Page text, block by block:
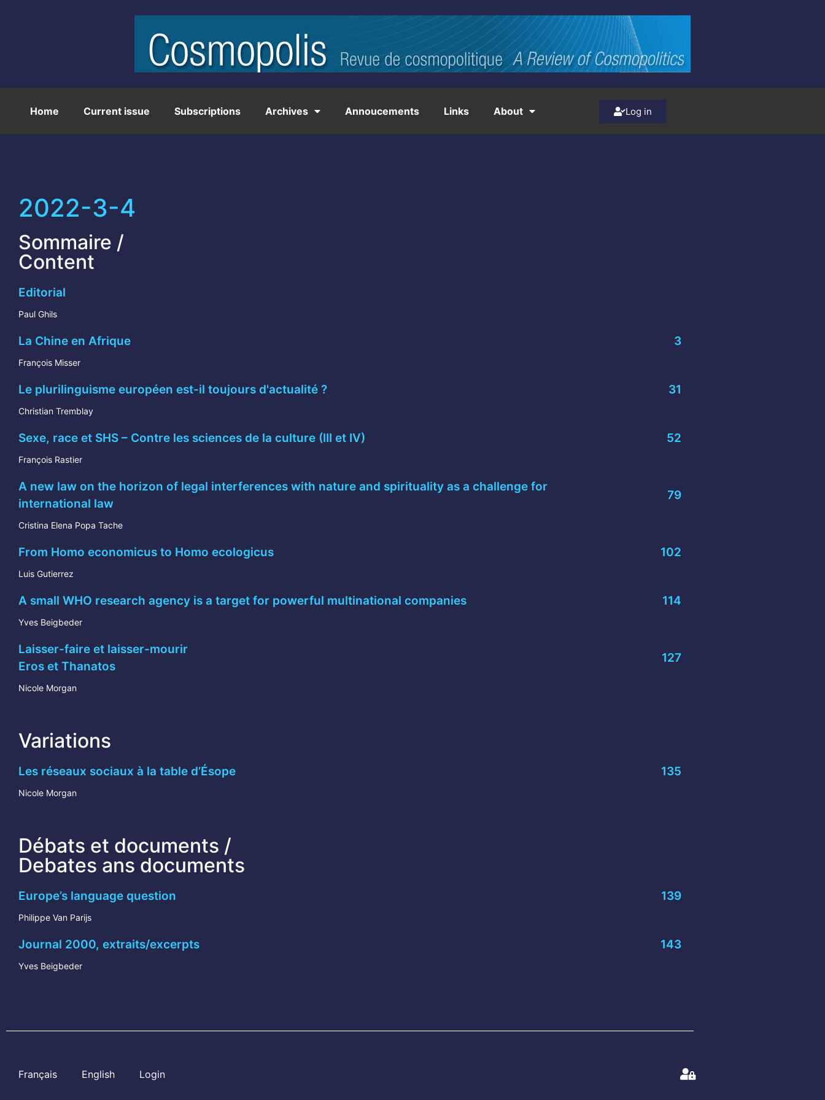
Home Current issue Subscriptions Archives Annoucements Links About Log in
2022-3-4
Sommaire /
Content
Editorial
Paul Ghils
La Chine en Afrique 3
François Misser
Le plurilinguisme européen est-il toujours d'actualité ? 31
Christian Tremblay
Sexe, race et SHS – Contre les sciences de la culture (III et IV) 52
François Rastier
A new law on the horizon of legal interferences with nature and spirituality as a challenge for
international law
79
Cristina Elena Popa Tache
From Homo economicus to Homo ecologicus 102
Luis Gutierrez
A small WHO research agency is a target for powerful multinational companies 114
Yves Beigbeder
Laisser-faire et laisser-mourir
Eros et Thanatos
127
Nicole Morgan
Variations
Les réseaux sociaux à la table d’Ésope 135
Nicole Morgan
Débats et documents /
Debates ans documents
Europe’s language question 139
Philippe Van Parijs
Journal 2000, extraits/excerpts 143
Yves Beigbeder
Français English Login